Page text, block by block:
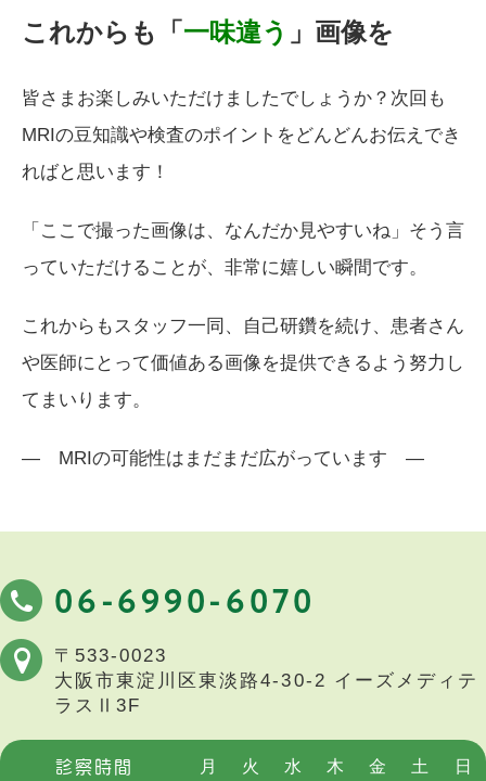
これからも「一味違う 」画像を
皆さまお楽しみいただけましたでしょうか？次回も
MRIの豆知識や検査のポイントをどんどんお伝えでき
ればと思います！
「ここで撮った画像は、なんだか見やすいね」そう言
っていただけることが、非常に嬉しい瞬間です。
これからもスタッフ一同、自己研鑽を続け、患者さん
や医師にとって価値ある画像を提供できるよう努力し
てまいります。
― MRIの可能性はまだまだ広がっています ―
06-6990-6070
〒533-0023
大阪市東淀川区東淡路4-30-2 イーズメディテ
ラスⅡ3F
診察時間 月 火 水 木 金 土 日